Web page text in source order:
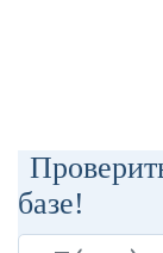
базе!